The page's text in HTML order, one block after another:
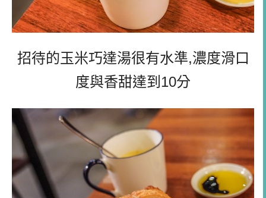
招待的玉米巧達湯很有水準,濃度滑口
度與香甜達到10分